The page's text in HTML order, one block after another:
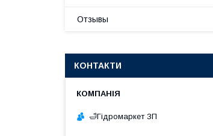
Отзывы
КОНТАКТИ
🛁Гiдромаркет ЗП